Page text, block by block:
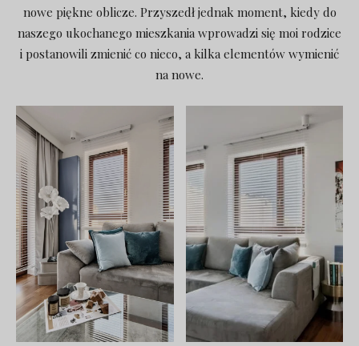
nowe piękne oblicze. Przyszedł jednak moment, kiedy do
naszego ukochanego mieszkania wprowadzi się moi rodzice
i postanowili zmienić co nieco, a kilka elementów wymienić
na nowe.